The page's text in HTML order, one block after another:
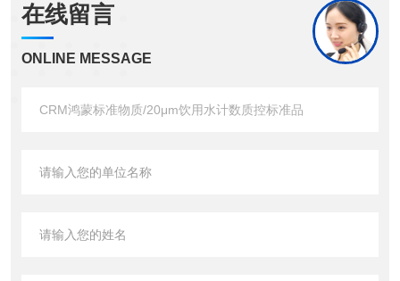
在线留言
ONLINE MESSAGE